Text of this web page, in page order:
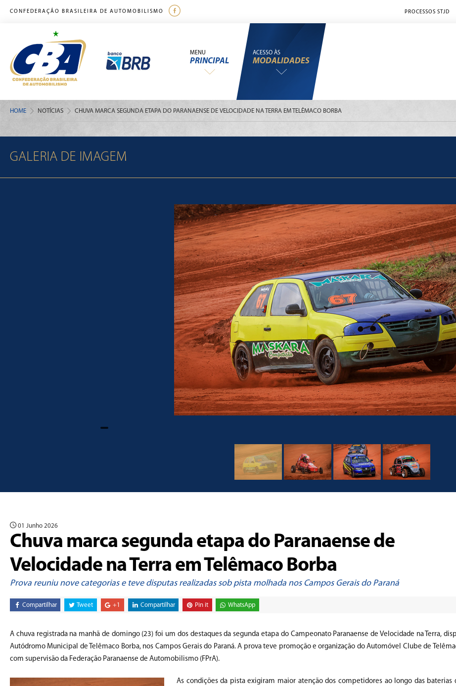
CONFEDERAÇÃO BRASILEIRA DE AUTOMOBILISMO PROCESSOS STJD
MENU
PRINCIPAL
ACESSO ÀS
MODALIDADES
HOME NOTÍCIAS CHUVA MARCA SEGUNDA ETAPA DO PARANAENSE DE VELOCIDADE NA TERRA EM TELÊMACO BORBA
GALERIA DE IMAGEM
01 Junho 2026
Chuva marca segunda etapa do Paranaense de
Velocidade na Terra em Telêmaco Borba
Prova reuniu nove categorias e teve disputas realizadas sob pista molhada nos Campos Gerais do Paraná
Compartilhar Tweet +1 Compartilhar Pin it WhatsApp
A chuva registrada na manhã de domingo (23) foi um dos destaques da segunda etapa do Campeonato Paranaense de Velocidade na Terra,
Autódromo Municipal de Telêmaco Borba, nos Campos Gerais do Paraná. A prova teve promoção e organização do Automóvel Clube de
com supervisão da Federação Paranaense de Automobilismo (FPrA).
As condições da pista exigiram maior atenção dos competidores ao longo das baterias